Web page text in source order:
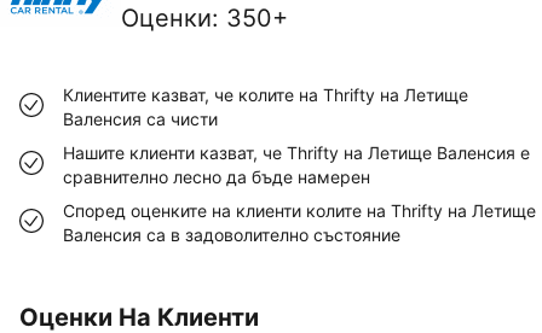
Оценки: 350+
Клиентите казват, че колите на Thrifty на Летище
Валенсия са чисти
Нашите клиенти казват, че Thrifty на Летище Валенсия е
сравнително лесно да бъде намерен
Според оценките на клиенти колите на Thrifty на Летище
Валенсия са в задоволително състояние
Оценки На Клиенти